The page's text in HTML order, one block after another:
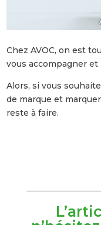
Chez AVOC, on est
vous accompagner
Alors, si vous
de marque et
reste à faire.